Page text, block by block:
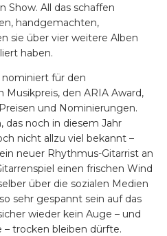
Show. All das schaffen
handgemachten,
sie über vier weitere Alben
haben.
nominiert für den
den ARIA Award,
und Nominierungen.
das noch in diesem Jahr
nicht allzu viel bekannt –
neuer Rhythmus-Gitarrist an
einen frischen Wind
über die sozialen Medien
sehr gespannt sein auf das
wieder kein Auge – und
– trocken bleiben dürfte.